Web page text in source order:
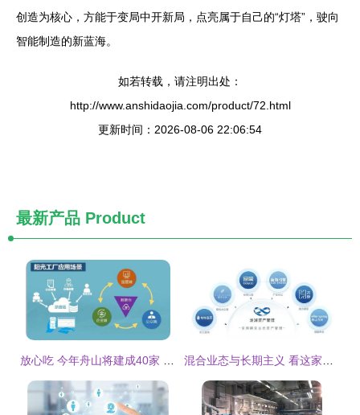
创造为核心，方能于变局中开新局，点亮属于自己的“灯塔”，驶向
智能制造的新蓝海。
如若转载，请注明出处：
http://www.anshidaojia.com/product/72.html
更新时间：2026-08-06 22:06:54
最新产品 Product